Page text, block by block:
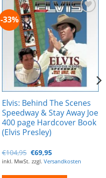
-33%
Zur
Wunschliste
hinzufügen
Elvis: Behind The Scenes
Speedway & Stay Away Joe
400 page Hardcover Book
(Elvis Presley)
€104,95 Ursprünglicher
Preis
war:
€69,95Aktueller
Preis
ist:
inkl. MwSt. zzgl. Versandkosten